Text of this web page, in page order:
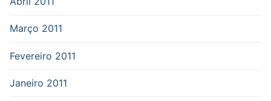
Março 2011
Fevereiro 2011
Janeiro 2011